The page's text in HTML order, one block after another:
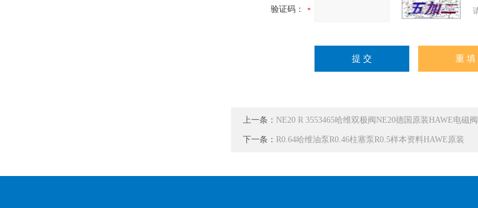
验证码：
上一条： NE20 R 3553465哈维双极阀NE20德国原装HAWE电磁
下一条： R0.64哈维油泵R0.46柱塞泵R0.5样本资料HAWE原装